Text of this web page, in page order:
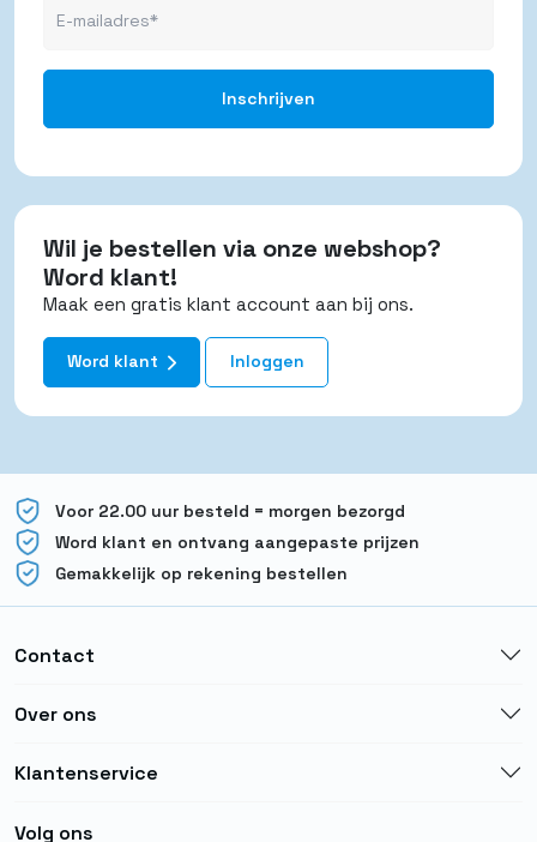
Wil je bestellen via onze webshop?
Word klant!
Maak een gratis klant account aan bij ons.
Word klant Inloggen
Voor 22.00 uur besteld = morgen bezorgd
Word klant en ontvang aangepaste prijzen
Gemakkelijk op rekening bestellen
Contact
Over ons
Klantenservice
Volg ons